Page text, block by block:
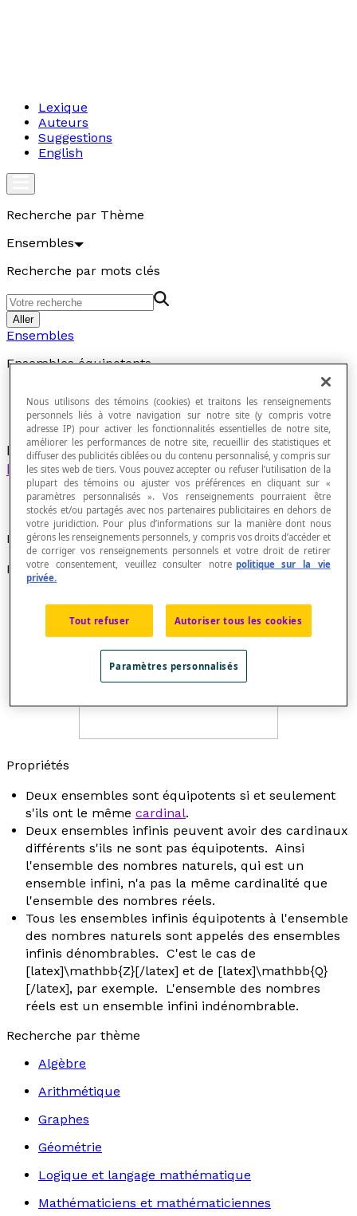
Lexique
Auteurs
Suggestions
English
Recherche par Thème
Ensembles
Recherche par mots clés
Aller
Ensembles
Ensembles équipotents
Ensembles qui peuvent être mis enrelation
biunivoquel'un avec l'autre.
Exemple
Les ensembles A et B ci-dessous sont équipotents.
Propriétés
Deux ensembles sont équipotents si et seulement
s'ils ont le même cardinal.
Deux ensembles infinis peuvent avoir des cardinaux
différents s'ils ne sont pas équipotents. Ainsi
l'ensemble des nombres naturels, qui est un
ensemble infini, n'a pas la même cardinalité que
l'ensemble des nombres réels.
Tous les ensembles infinis équipotents à l'ensemble
des nombres naturels sont appelés des ensembles
infinis dénombrables. C'est le cas de
[latex]\mathbb{Z}[/latex] et de [latex]\mathbb{Q}
[/latex], par exemple. L'ensemble des nombres
réels est un ensemble infini indénombrable.
Recherche par thème
Algèbre
Arithmétique
Graphes
Géométrie
Logique et langage mathématique
Mathématiciens et mathématiciennes
Nous utilisons des témoins (cookies) et traitons les renseignements
personnels liés à votre navigation sur notre site (y compris votre
adresse IP) pour activer les fonctionnalités essentielles de notre site,
améliorer les performances de notre site, recueillir des statistiques et
diffuser des publicités ciblées ou du contenu personnalisé, y compris sur
les sites web de tiers. Vous pouvez accepter ou refuser l’utilisation de la
plupart des témoins ou ajuster vos préférences en cliquant sur «
paramètres personnalisés ». Vos renseignements pourraient être
stockés et/ou partagés avec nos partenaires publicitaires en dehors de
votre juridiction. Pour plus d’informations sur la manière dont nous
gérons les renseignements personnels, y compris vos droits d’accéder et
de corriger vos renseignements personnels et votre droit de retirer
votre consentement, veuillez consulter notre politique sur la vie
privée.
Tout refuser Autoriser tous les cookies
Paramètres personnalisés